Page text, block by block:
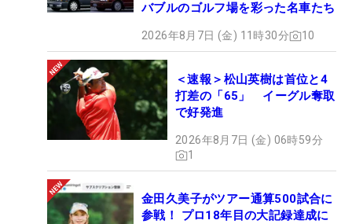
バブルのゴルフ場を彩った名車たち
2026年8月7日 (金) 11時30分 10
＜速報＞松山英樹は首位と4
打差の「65」 イーグル奪取
で好発進
2026年8月7日 (金) 06時59分
1
金田久美子がツアー通算500試合に
参戦！ プロ18年目の大記録達成に